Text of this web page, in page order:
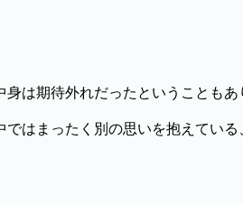
は期待外れだったということも
はまったく別の思いを抱えてい